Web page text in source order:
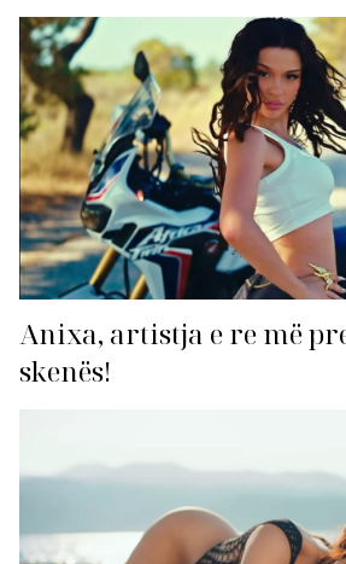
Anixa, artistja e re më
skenës!